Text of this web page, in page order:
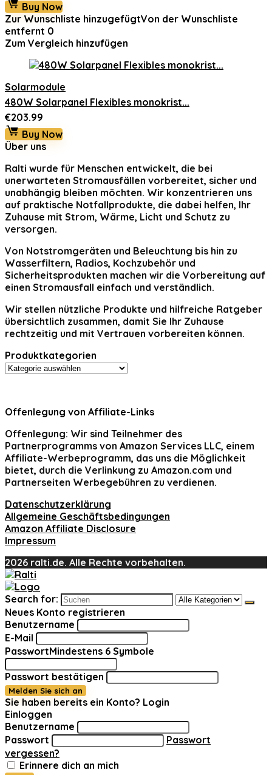
Buy Now
Zur Wunschliste hinzugefügtVon der Wunschliste
entfernt 0
Zum Vergleich hinzufügen
Solarmodule
480W Solarpanel Flexibles monokrist...
€203.99
Buy Now
Über uns
Ralti wurde für Menschen entwickelt, die bei
unerwarteten Stromausfällen vorbereitet, sicher und
unabhängig bleiben möchten. Wir konzentrieren uns
auf praktische Notfallprodukte, die dabei helfen, Ihr
Zuhause mit Strom, Wärme, Licht und Schutz zu
versorgen.
Von Notstromgeräten und Beleuchtung bis hin zu
Wasserfiltern, Radios, Kochzubehör und
Sicherheitsprodukten machen wir die Vorbereitung auf
einen Stromausfall einfach und verständlich.
Wir stellen nützliche Produkte und hilfreiche Ratgeber
übersichtlich zusammen, damit Sie Ihr Zuhause
rechtzeitig und mit Vertrauen vorbereiten können.
Produktkategorien
Offenlegung von Affiliate-Links
Offenlegung: Wir sind Teilnehmer des
Partnerprogramms von Amazon Services LLC, einem
Affiliate-Werbeprogramm, das uns die Möglichkeit
bietet, durch die Verlinkung zu Amazon.com und
Partnerseiten Werbegebühren zu verdienen.
Datenschutzerklärung
Allgemeine Geschäftsbedingungen
Amazon Affiliate Disclosure
Impressum
2026 ralti.de. Alle Rechte vorbehalten.
Search for:
Neues Konto registrieren
Benutzername
E-Mail
PasswortMindestens 6 Symbole
Passwort bestätigen
Melden Sie sich an
Sie haben bereits ein Konto? Login
Einloggen
Benutzername
Passwort
Passwort
vergessen?
Erinnere dich an mich